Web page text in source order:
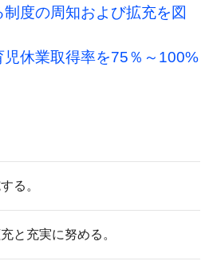
度の周知および拡充を図
休業取得率を75％～100%
る。
と充実に努める。